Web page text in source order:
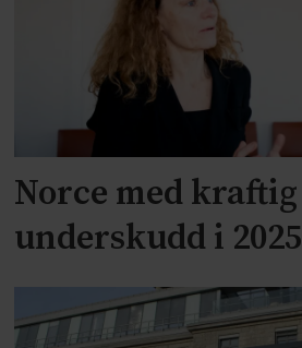
Norce med kraftig
underskudd i 2025